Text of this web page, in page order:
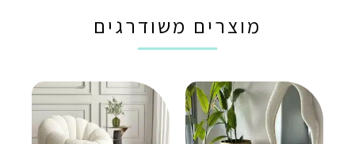
מוצרים משודרגים